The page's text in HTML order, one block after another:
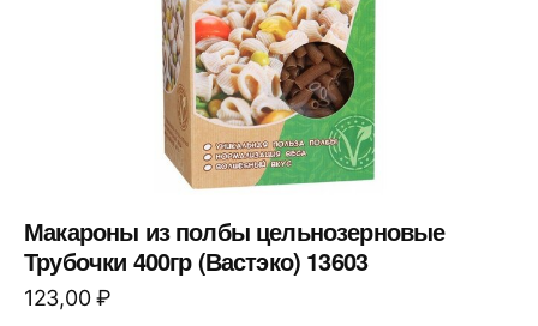
Макароны из полбы цельнозерновые
Трубочки 400гр (Вастэко) 13603
123,00₽